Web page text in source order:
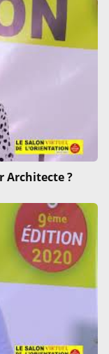
Architecte ?